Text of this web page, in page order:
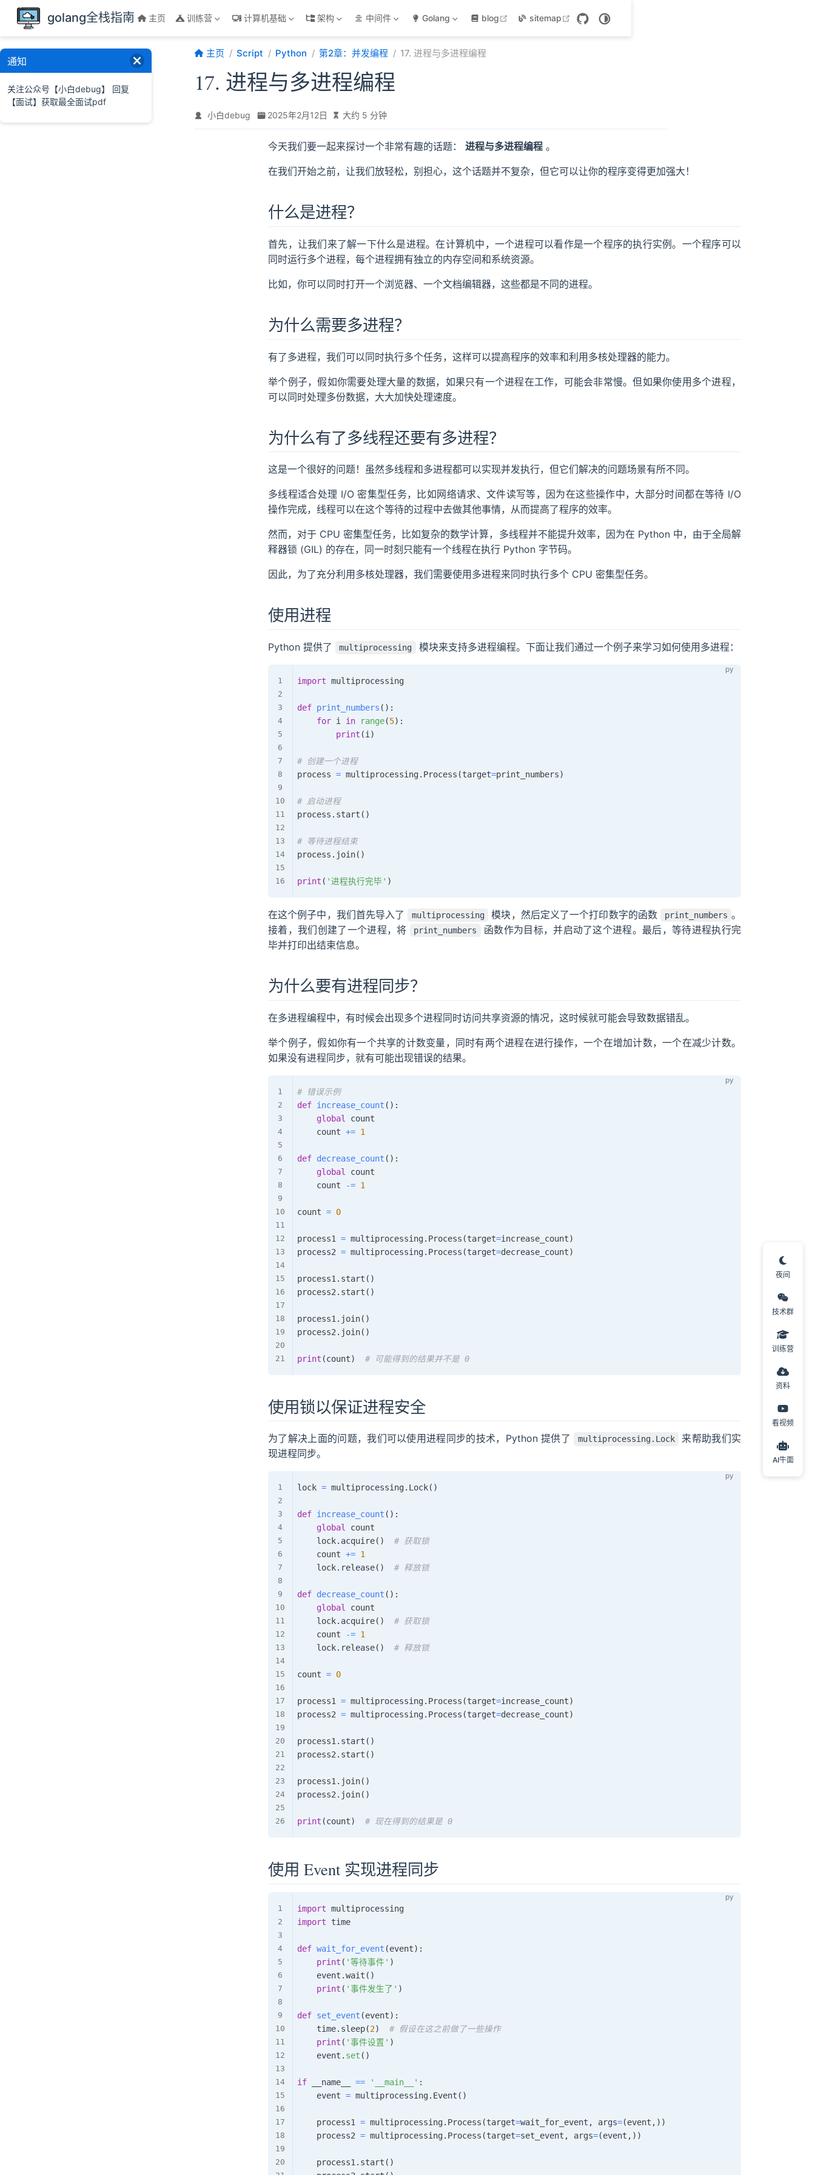
跳至主要內容
golang全栈指南 主页 训练营 计算机基础 架构 中间件 Golang blog open in new window
sitemap open in new window
主页 Script Python 第2章：并发编程 17. 进程与多进程编程
17. 进程与多进程编程
小白debug 2025年2月12日 大约 5 分钟
今天我们要一起来探讨一个非常有趣的话题： 进程与多进程编程 。
在我们开始之前，让我们放轻松，别担心，这个话题并不复杂，但它可以让你的程序变得更加强大！
什么是进程？
首先，让我们来了解一下什么是进程。在计算机中，一个进程可以看作是一个程序的执行实例。一个程序可以
同时运行多个进程，每个进程拥有独立的内存空间和系统资源。
比如，你可以同时打开一个浏览器、一个文档编辑器，这些都是不同的进程。
为什么需要多进程？
有了多进程，我们可以同时执行多个任务，这样可以提高程序的效率和利用多核处理器的能力。
举个例子，假如你需要处理大量的数据，如果只有一个进程在工作，可能会非常慢。但如果你使用多个进程，
可以同时处理多份数据，大大加快处理速度。
为什么有了多线程还要有多进程？
这是一个很好的问题！虽然多线程和多进程都可以实现并发执行，但它们解决的问题场景有所不同。
多线程适合处理 I/O 密集型任务，比如网络请求、文件读写等，因为在这些操作中，大部分时间都在等待 I/O
操作完成，线程可以在这个等待的过程中去做其他事情，从而提高了程序的效率。
然而，对于 CPU 密集型任务，比如复杂的数学计算，多线程并不能提升效率，因为在 Python 中，由于全局解
释器锁 (GIL) 的存在，同一时刻只能有一个线程在执行 Python 字节码。
因此，为了充分利用多核处理器，我们需要使用多进程来同时执行多个 CPU 密集型任务。
使用进程
Python 提供了 multiprocessing 模块来支持多进程编程。下面让我们通过一个例子来学习如何使用多进程：
import multiprocessing
def print_numbers ( ) :
for i in range(5) :
print (i )
# 创建一个进程
process = multiprocessing. Process (target=print_numbers)
# 启动进程
process . start ( )
# 等待进程结束
process . join( )
print ( '进程执行完毕' )
在这个例子中，我们首先导入了 multiprocessing 模块，然后定义了一个打印数字的函数 print_numbers 。
接着，我们创建了一个进程，将
print_numbers
函数作为目标，并启动了这个进程。最后，等待进程执行完
毕并打印出结束信息。
为什么要有进程同步？
在多进程编程中，有时候会出现多个进程同时访问共享资源的情况，这时候就可能会导致数据错乱。
举个例子，假如你有一个共享的计数变量，同时有两个进程在进行操作，一个在增加计数，一个在减少计数。
如果没有进程同步，就有可能出现错误的结果。
# 错误示例
def increase_count ( ) :
global
count
    count
+= 1
def decrease_count ( ) :
global
count
    count
-= 1
count = 0
process1 = multiprocessing. Process (target=increase_count)
process2 = multiprocessing. Process (target=decrease_count)
process1 . start ( )
process2 . start ( )
process1 . join( )
process2 . join( )
print (count) # 可能得到的结果并不是 0
使用锁以保证进程安全
为了解决上面的问题，我们可以使用进程同步的技术，Python 提供了 multiprocessing.Lock
来帮助我们实
现进程同步。
lock = multiprocessing. Lock( )
def increase_count ( ) :
global count
    lock
. acquire( )
# 获取锁
    count
+= 1
    lock
. release( ) # 释放锁
def decrease_count ( ) :
global count
    lock
. acquire( )
# 获取锁
    count
-= 1
    lock
. release( ) # 释放锁
count = 0
process1 = multiprocessing. Process (target=increase_count)
process2 = multiprocessing. Process (target=decrease_count)
process1. start ( )
process2. start ( )
process1. join( )
process2. join( )
print (count) # 现在得到的结果是 0
使用 Event 实现进程同步
import
import time
def wait_for_event (event) :
print ( '等待事件' )
    event
.wait ( )
print ( '事件发生了' )
def set_event (event) :
    time
. sleep(2)
# 假设在这之前做了一些操作
print ( '事件设置' )
    event
. set ( )
if __name__ == '__main__' :
    event
= multiprocessing. Event ( )
    process1
= multiprocessing. Process (target=wait_for_event , args=(event , ) )
    process2
= multiprocessing. Process (target=set_event , args=(event , ) )
    process1
. start ( )
通知
关注公众号【小白debug】 回复
【面试】获取最全面试pdf
夜间
技术群
训练营
资料
看视频
AI牛面